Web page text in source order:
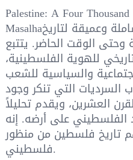
Palestine: A Four
Masalhaيقدم هذا الكتاب دراسة شاملة وعميقة لتاريخ
الوقت الحاضر. يتتبع
للهوية الفلسطينية،
والسياسية للشعب
السرديات التي تنكر وجود
العشرين، ويقدم تحليلاً
الفلسطيني على أرضه. إنه
فلسطين من منظور
فلسطيني.